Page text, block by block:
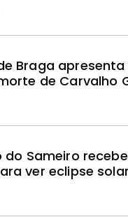
Braga
de Carvalho
do Sameiro
ver eclipse solar